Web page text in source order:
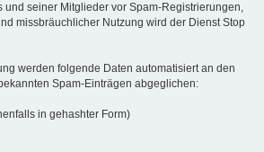
und seiner Mitglieder vor Spam-Registrierungen,
missbräuchlicher Nutzung wird der Dienst Stop
werden folgende Daten automatisiert an den
Spam-Einträgen abgeglichen:
in gehashter Form)